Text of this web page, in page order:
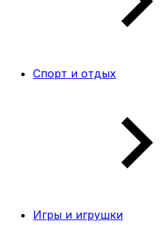
Спорт и отдых
Игры и игрушки